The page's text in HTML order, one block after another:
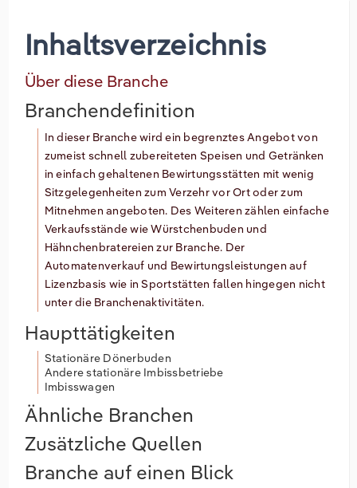
Inhaltsverzeichnis
Über diese Branche
Branchendefinition
In dieser Branche wird ein begrenztes Angebot von
zumeist schnell zubereiteten Speisen und Getränken
in einfach gehaltenen Bewirtungsstätten mit wenig
Sitzgelegenheiten zum Verzehr vor Ort oder zum
Mitnehmen angeboten. Des Weiteren zählen einfache
Verkaufsstände wie Würstchenbuden und
Hähnchenbratereien zur Branche. Der
Automatenverkauf und Bewirtungsleistungen auf
Lizenzbasis wie in Sportstätten fallen hingegen nicht
unter die Branchenaktivitäten.
Haupttätigkeiten
Stationäre Dönerbuden
Andere stationäre Imbissbetriebe
Imbisswagen
Ähnliche Branchen
Zusätzliche Quellen
Branche auf einen Blick